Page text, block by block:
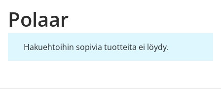
Polaar
Hakuehtoihin sopivia tuotteita ei löydy.